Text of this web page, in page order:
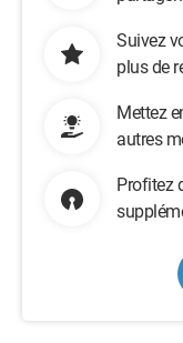
Suivez
plus de
Mettez
autres
Profitez